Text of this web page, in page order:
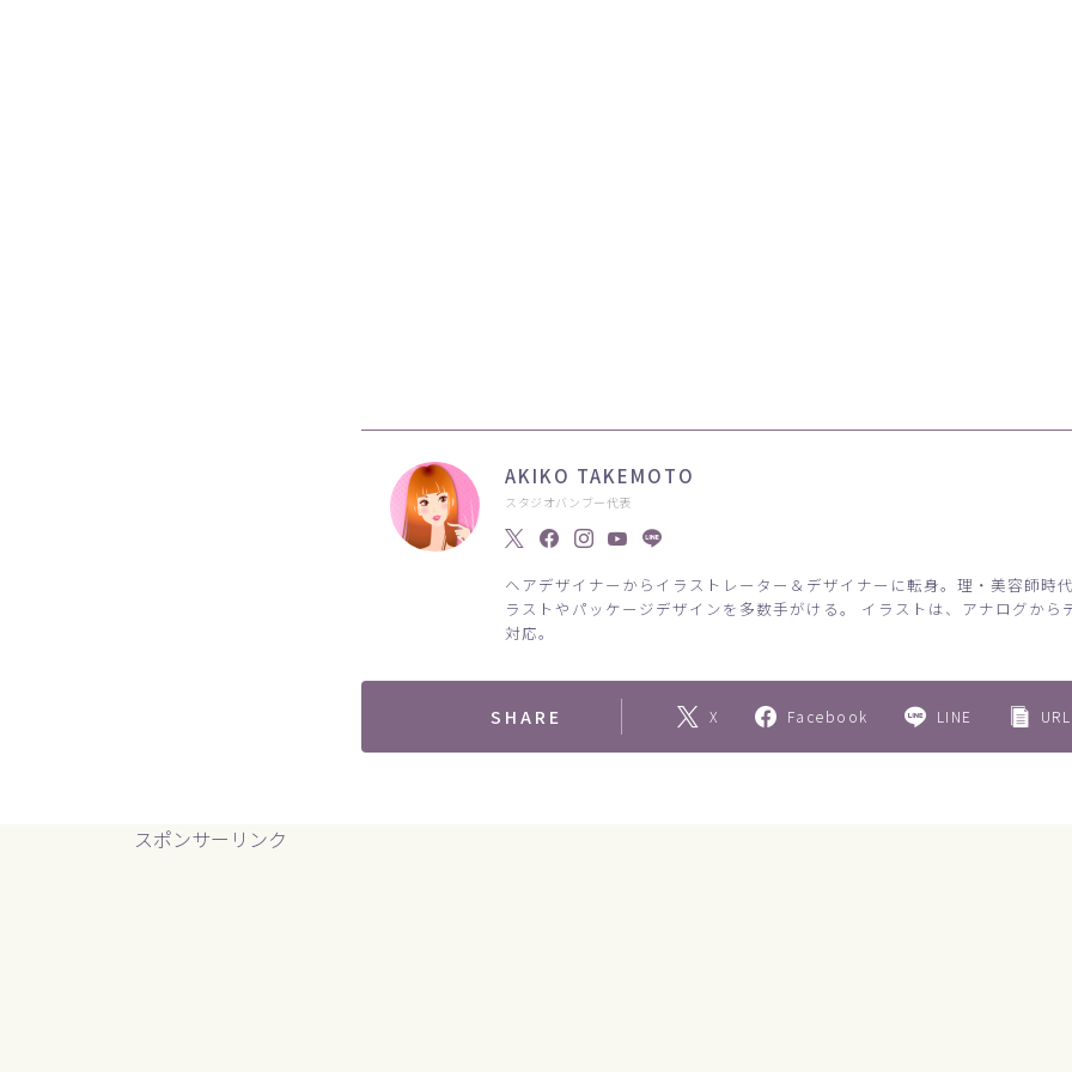
AKIKO TAKEMOTO
スタジオバンブー代表
ヘアデザイナーからイラストレーター＆デザイナーに転身。理・美容師時
ラストやパッケージデザインを多数手がける。 イラストは、アナログから
対応。
SHARE X Facebook LINE
スポンサーリンク